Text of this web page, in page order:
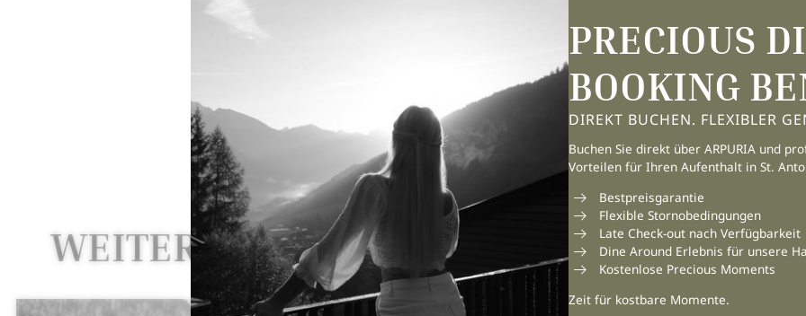
kostenlos ist, lässt sich die gesamte Region mit Bus, Gondel oder bei einer
Nach dem Gipfel: Aria Spa und Fine Dining
Die Belohnung nach einem Tag in den Bergen wartet im Arpuria: Der
ein Ort, an dem Zeit eine andere Bedeutung bekommt. ELEMENTS serviert
lädt zu kulinarischen Momenten ein, die den Tag vollenden.
WEITERE NEWS
PRECIOUS
BOOKING
DIREKT BUCHEN. FLEXIBLER
Buchen Sie direkt über ARPURIA und
Vorteilen für Ihren Aufenthalt in St.
Bestpreisgarantie
Flexible Stornobedingungen
Late Check-out nach Verfügbarkeit
Dine Around Erlebnis für unsere
Kostenlose Precious Moments
Zeit für kostbare Momente.